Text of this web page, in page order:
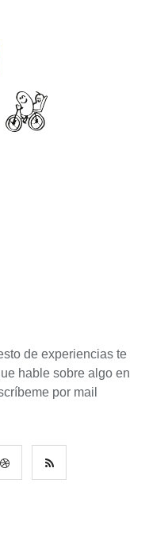
de experiencias te
hable sobre algo en
por mail